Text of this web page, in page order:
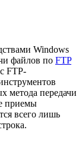
файлов по FTP
FTP-
метода передачи
приемы
всего лишь